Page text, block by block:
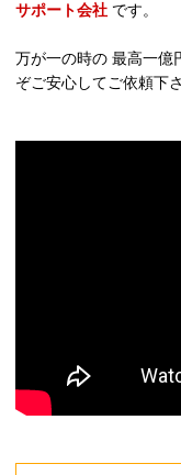
サポート会社 です。
万が一の時の 最高一億
ぞご安心してご依頼下さ